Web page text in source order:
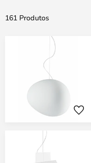
161 Produtos